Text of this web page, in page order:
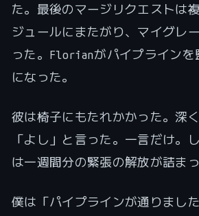
た。最後のマージリクエストは
ジュールにまたがり、マイグレ
った。Florianがパイプラインを
になった。
彼は椅子にもたれかかった。深
「よし」と言った。一言だけ。
は一週間分の緊張の解放が詰まっ
僕は「パイプラインが通りまし